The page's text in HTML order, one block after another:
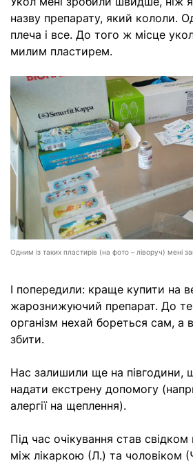
назву препарату, який кололи.
плеча і все. До того ж місце
милим пластирем.
Одним із таких пластирів (на фото – ліворуч) мені
І попередили: краще купити на
жарознижуючий препарат. До
організм нехай бореться сам,
збити.
Нас залишили ще на півгодини,
надати екстрену допомогу
алергії на щеплення).
Під час очікування став свідком
між лікаркою (Л.) та чоловіком